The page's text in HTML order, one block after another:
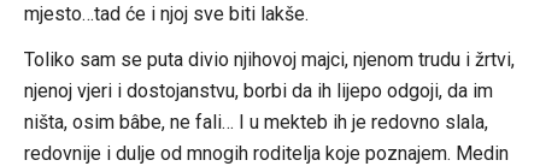
mjesto…tad će i njoj sve biti lakše.
Toliko sam se puta divio njihovoj majci, njenom trudu i žrtvi,
njenoj vjeri i dostojanstvu, borbi da ih lijepo odgoji, da im
ništa, osim bâbe, ne fali… I u mekteb ih je redovno slala,
redovnije i dulje od mnogih roditelja koje poznajem. Medin